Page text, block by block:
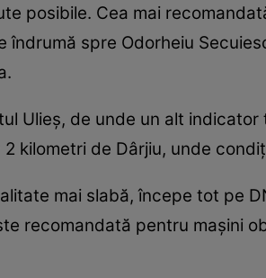
posibile. Cea mai
spre Odorheiu
Ulieș, de unde un alt
kilometri de Dârjiu, unde
mai slabă, începe tot pe
recomandată pentru mașini